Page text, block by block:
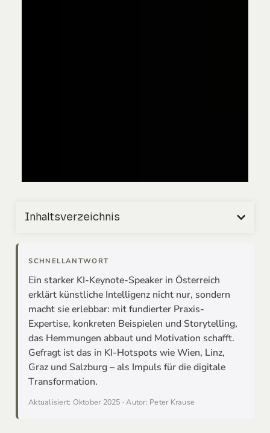
Inhaltsverzeichnis
SCHNELLANTWORT
Ein starker KI-Keynote-Speaker in Österreich
erklärt künstliche Intelligenz nicht nur, sondern
macht sie erlebbar: mit fundierter Praxis-
Expertise, konkreten Beispielen und Storytelling,
das Hemmungen abbaut und Motivation schafft.
Gefragt ist das in KI-Hotspots wie Wien, Linz,
Graz und Salzburg – als Impuls für die digitale
Transformation.
Aktualisiert: Oktober 2025 · Autor: Peter Krause